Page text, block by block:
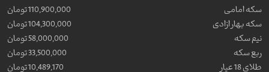
سکه امامی
110,900,000 تومان
سکه بهار ازادی
104,300,000 تومان
نیم سکه
58,000,000 تومان
ربع سکه
33,500,000 تومان
طلای 18 عیار
10,489,170 تومان